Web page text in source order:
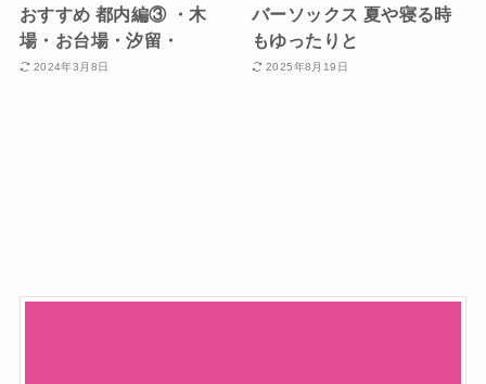
おすすめ 都内編③ ・木
場・お台場・汐留・
2024年3月8日
バーソックス 夏や寝る時
もゆったりと
2025年8月19日